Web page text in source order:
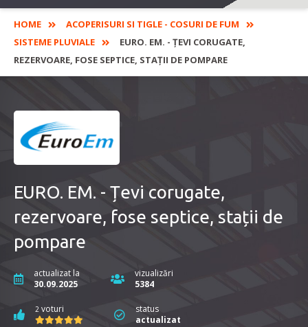
HOME
ACOPERISURI SI TIGLE - COSURI DE FUM
SISTEME PLUVIALE
EURO. EM. - ȚEVI CORUGATE,
REZERVOARE, FOSE SEPTICE, STAȚII DE POMPARE
EURO. EM. - Țevi corugate,
rezervoare, fose septice, stații de
pompare
actualizat la
30.09.2025
vizualizări
5384
2 voturi
status
actualizat